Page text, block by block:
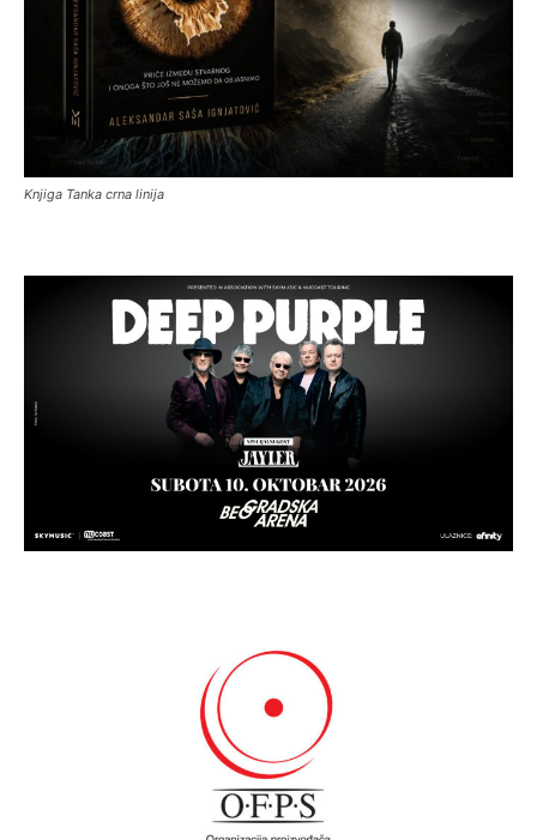
Knjiga Tanka crna linija